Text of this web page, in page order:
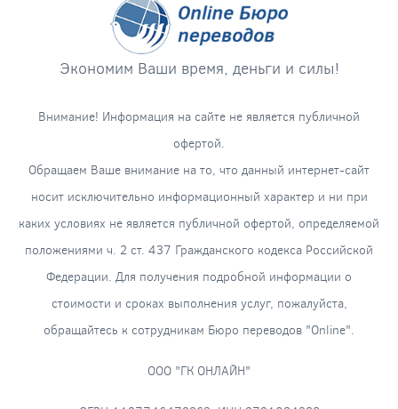
Экономим Ваши время, деньги и силы!
Внимание! Информация на сайте не является публичной
офертой.
Обращаем Ваше внимание на то, что данный интернет-сайт
носит исключительно информационный характер и ни при
каких условиях не является публичной офертой, определяемой
положениями ч. 2 ст. 437 Гражданского кодекса Российской
Федерации. Для получения подробной информации о
стоимости и сроках выполнения услуг, пожалуйста,
обращайтесь к сотрудникам Бюро переводов "Online".
ООО "ГК ОНЛАЙН"